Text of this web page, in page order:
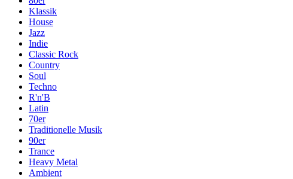
Klassik
House
Jazz
Indie
Classic Rock
Country
Soul
Techno
R'n'B
Latin
70er
Traditionelle Musik
90er
Trance
Heavy Metal
Ambient